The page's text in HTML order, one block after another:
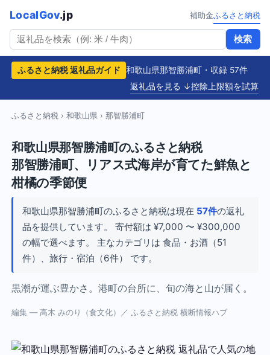
LocalGov.jp
検索
補助金ふるさと納税
ふるさと納税 返礼品ガイド
和歌山県那智勝浦町・収録 57件
返礼品を見る ↓控除上限額を試算
ふるさと納税 ›和歌山県 › 那智勝浦町
和歌山県那智勝浦町のふるさと納税
那智勝浦町、リアス式海岸が育てた鮮魚と
柑橘の季節便
和歌山県那智勝浦町のふるさと納税は現在 57件の返礼
品を提供しています。 寄付額は ¥7,000 〜 ¥300,000
の幅で選べます。 主なカテゴリは 食品・お酒（51
件）、旅行・宿泊（6件） です。
黒潮が運ぶ豊かさ。港町の台所に、旬の海と山が届く。
編集 — 高木 みのり（食文化）／ ふるさと納税 横断情報ハブ